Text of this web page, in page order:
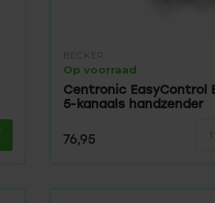
BECKER
Op voorraad
Centronic EasyControl
5-kanaals handzender
76,95